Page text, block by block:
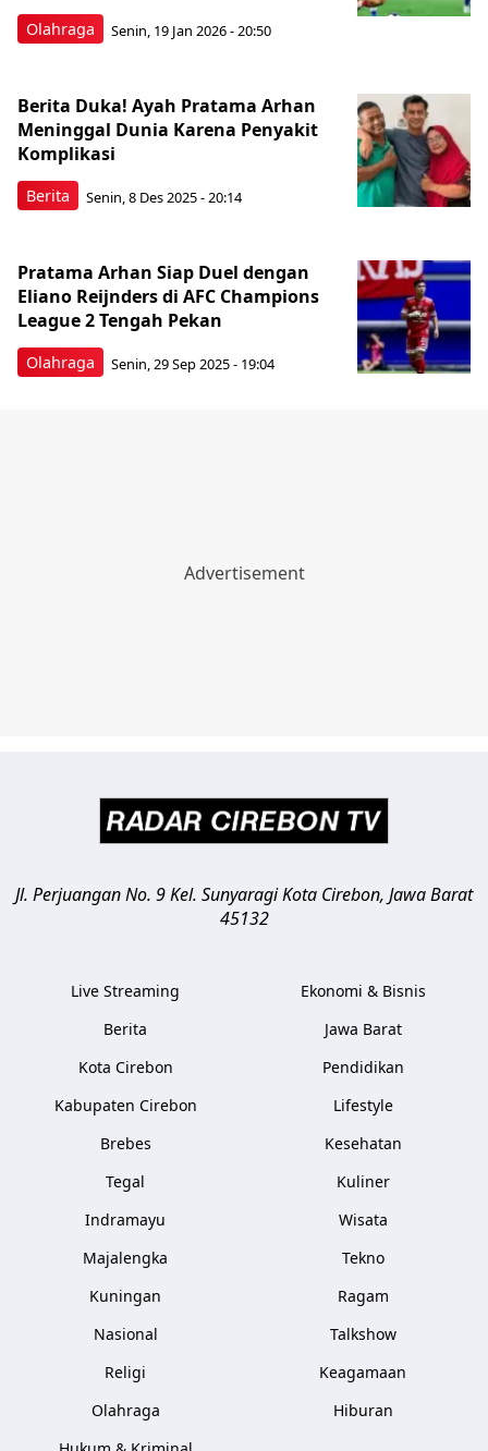
Olahraga Senin, 19 Jan 2026 - 20:50
Berita
Berita Duka! Ayah Pratama Arhan
Meninggal Dunia Karena Penyakit
Komplikasi
Senin, 8 Des 2025 - 20:14
Olahraga
Pratama Arhan Siap Duel dengan
Eliano Reijnders di AFC Champions
League 2 Tengah Pekan
Senin, 29 Sep 2025 - 19:04
Jl. Perjuangan No. 9 Kel. SunyaragiKota Cirebon, Jawa Barat
45132
Live Streaming
Berita
Kota Cirebon
Kabupaten Cirebon
Brebes
Tegal
Indramayu
Majalengka
Kuningan
Nasional
Religi
Olahraga
Ekonomi & Bisnis
Jawa Barat
Pendidikan
Lifestyle
Kesehatan
Kuliner
Wisata
Tekno
Ragam
Talkshow
Keagamaan
Hiburan